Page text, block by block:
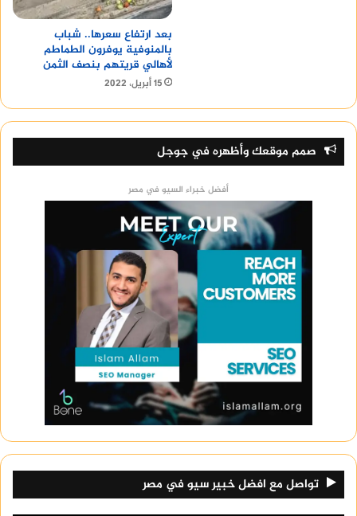
بعد ارتفاع سعرها.. شباب
بالمنوفية يوفرون الطماطم
لأهالي قريتهم بنصف الثمن
15 أبريل، 2022
صمم موقعك وأظهره في جوجل
أفضل خبراء السيو في مصر
تواصل مع افضل خبير سيو في مصر